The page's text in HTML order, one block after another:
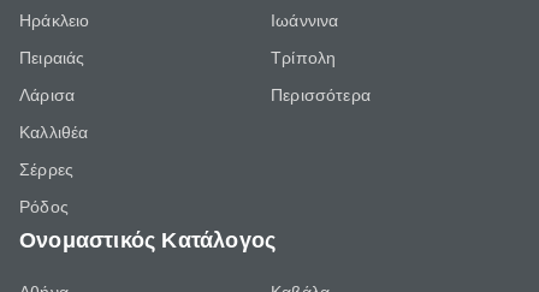
Ηράκλειο
Πειραιάς
Λάρισα
Καλλιθέα
Σέρρες
Ρόδος
Ιωάννινα
Τρίπολη
Περισσότερα
Ονομαστικός Κατάλογος